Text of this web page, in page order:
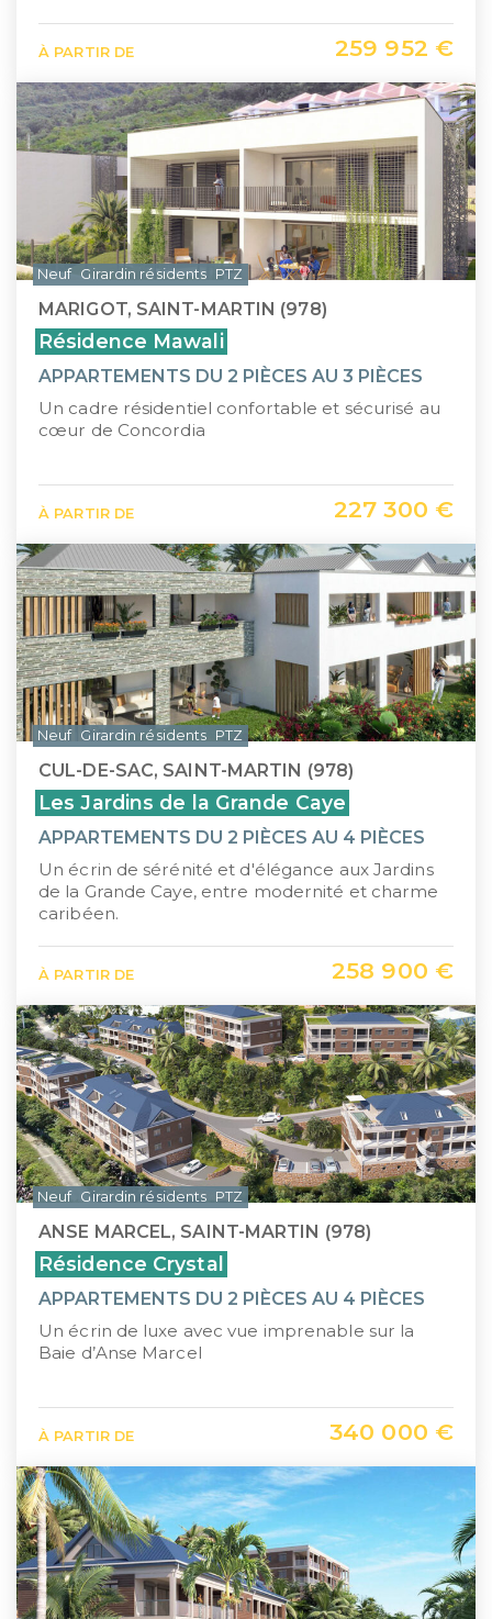
À PARTIR DE 259 952 €
MARIGOT, SAINT-MARTIN (978)
Résidence Mawali
APPARTEMENTS DU 2 PIÈCES AU 3 PIÈCES
Un cadre résidentiel confortable et sécurisé au
cœur de Concordia
À PARTIR DE 227 300 €
Neuf Girardin résidents PTZ
CUL-DE-SAC, SAINT-MARTIN (978)
Les Jardins de la Grande Caye
APPARTEMENTS DU 2 PIÈCES AU 4 PIÈCES
Un écrin de sérénité et d'élégance aux Jardins
de la Grande Caye, entre modernité et charme
caribéen.
À PARTIR DE 258 900 €
Neuf Girardin résidents PTZ
ANSE MARCEL, SAINT-MARTIN (978)
Résidence Crystal
APPARTEMENTS DU 2 PIÈCES AU 4 PIÈCES
Un écrin de luxe avec vue imprenable sur la
Baie d’Anse Marcel
À PARTIR DE 340 000 €
Neuf Girardin résidents PTZ